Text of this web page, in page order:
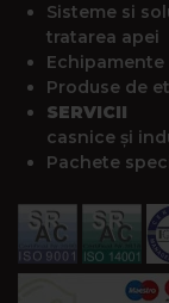
Sisteme si
tratarea apei
Echipamente
Produse de
SERVICII
casnice și
Pachete